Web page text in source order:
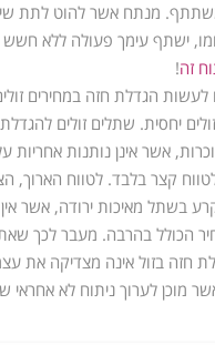
מנתח אשר להוט לתת
ישתף עימך פעולה ללא חשש
זה!
לעשות הגדלת חזה במחירים
יחסית. שתלים זולים להגדלת
אשר אינן נותנות אחריות
קצר בלבד. לטווח הארוך,
בשתל מאיכות ירודה, אשר אין
הכולל בהרבה. מעבר לכך
חזה בזולאינה מצדיקה את
מוכן לערוך ניתוח לא אחראי